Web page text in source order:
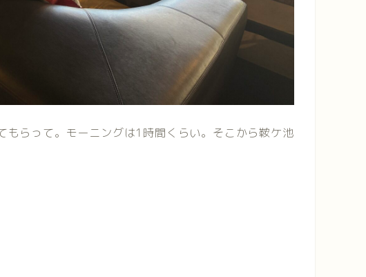
もらって。モーニングは1時間くらい。そこから鞍ケ池